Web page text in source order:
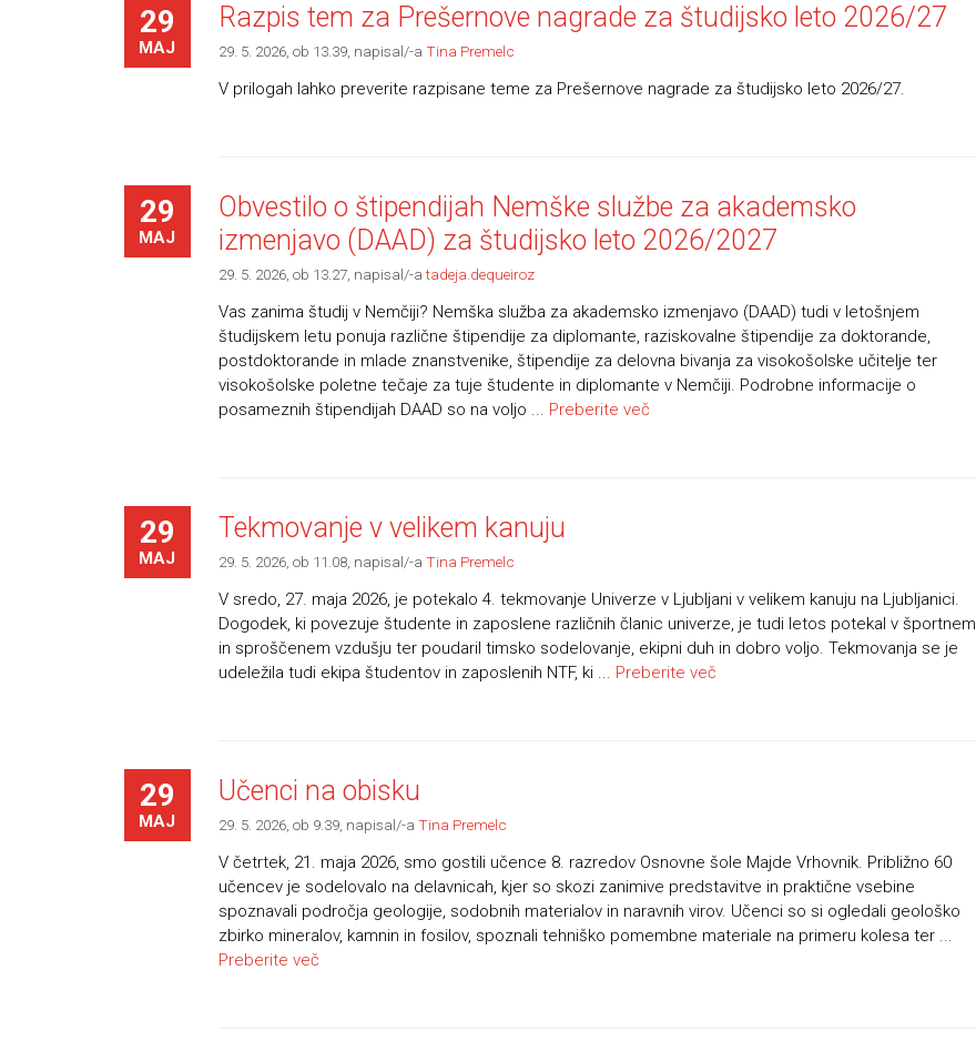
29
MAJ
Razpis tem za Prešernove nagrade za študijsko leto 2026/27
29. 5. 2026, ob 13.39, napisal/-a Tina Premelc
V prilogah lahko preverite razpisane teme za Prešernove nagrade za študijsko leto 2026/27.
29
MAJ
Obvestilo o štipendijah Nemške službe za akademsko
izmenjavo (DAAD) za študijsko leto 2026/2027
29. 5. 2026, ob 13.27, napisal/-atadeja.dequeiroz
Vas zanima študij v Nemčiji? Nemška služba za akademsko izmenjavo (DAAD) tudi v letošnjem
študijskem letu ponuja različne štipendije za diplomante, raziskovalne štipendije za doktorande,
postdoktorande in mlade znanstvenike, štipendije za delovna bivanja za visokošolske učitelje ter
visokošolske poletne tečaje za tuje študente in diplomante v Nemčiji. Podrobne informacije o
posameznih štipendijah DAAD so na voljo ... Preberite več
29
MAJ
Tekmovanje v velikem kanuju
29. 5. 2026, ob 11.08, napisal/-a Tina Premelc
V sredo, 27. maja 2026, je potekalo 4. tekmovanje Univerze v Ljubljani v velikem kanuju na Ljubljanici.
Dogodek, ki povezuje študente in zaposlene različnih članic univerze, je tudi letos potekal v športnem
in sproščenem vzdušju ter poudaril timsko sodelovanje, ekipni duh in dobro voljo. Tekmovanja se je
udeležila tudi ekipa študentov in zaposlenih NTF, ki ... Preberite več
29
MAJ
Učenci na obisku
29. 5. 2026, ob 9.39, napisal/-a Tina Premelc
V četrtek, 21. maja 2026, smo gostili učence 8. razredov Osnovne šole Majde Vrhovnik. Približno 60
učencev je sodelovalo na delavnicah, kjer so skozi zanimive predstavitve in praktične vsebine
spoznavali področja geologije, sodobnih materialov in naravnih virov. Učenci so si ogledali geološko
zbirko mineralov, kamnin in fosilov, spoznali tehniško pomembne materiale na primeru kolesa ter ...
Preberite več